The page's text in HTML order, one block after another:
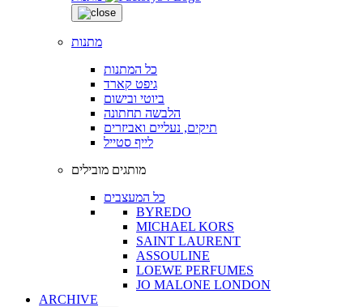
מתנות
כל המתנות
גיפט קארד
ביוטי ובישום
הלבשה תחתונה
תיקים, נעליים ואביזרים
לייף סטייל
מותגים מובילים
כל המעצבים
BYREDO
MICHAEL KORS
SAINT LAURENT
ASSOULINE
LOEWE PERFUMES
JO MALONE LONDON
ARCHIVE